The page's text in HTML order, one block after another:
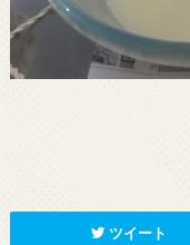
ツイート